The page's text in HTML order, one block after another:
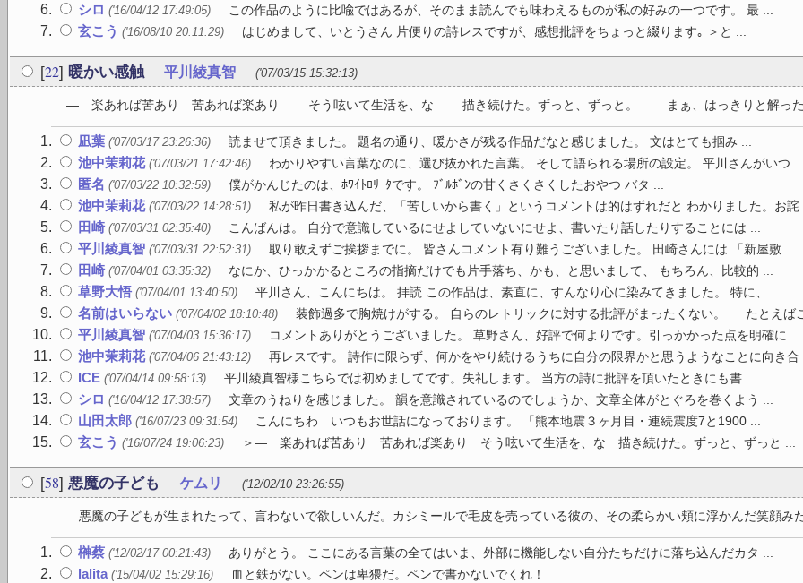
シロ ('16/04/12 17:49:05) この作品のように比喩ではあるが、そのまま読んでも味わえるものが私の好みの一つです。 最 ...
玄こう ('16/08/10 20:11:29) はじめまして、いとうさん 片便りの詩レスですが、感想批評をちょっと綴ります｡ ＞と ...
[22] 暖かい感触 平川綾真智 ('07/03/15 15:32:13)
― 楽あれば苦あり 苦あれば楽あり そう呟いて生活を、な 描き続けた。ずっと、ずっと。 まぁ、はっきりと解った
凪葉 ('07/03/17 23:26:36) 読ませて頂きました。 題名の通り、暖かさが残る作品だなと感じました。 文はとても掴み ...
池中茉莉花 ('07/03/21 17:42:46) わかりやすい言葉なのに、選び抜かれた言葉。 そして語られる場所の設定。 平川さんがいつ
匿名 ('07/03/22 10:32:59) 僕がかんじたのは、ﾎﾜｲﾄﾛﾘｰﾀです。 ﾌﾞﾙﾎﾞﾝの甘くさくさくしたおやつ バタ ...
池中茉莉花 ('07/03/22 14:28:51) 私が昨日書き込んだ、「苦しいから書く」というコメントは的はずれだと わかりました。お詫
田崎 ('07/03/31 02:35:40) こんばんは。 自分で意識しているにせよしていないにせよ、書いたり話したりすることには ...
平川綾真智 ('07/03/31 22:52:31) 取り敢えずご挨拶までに。 皆さんコメント有り難うございました。 田崎さんには 「新屋敷 ...
田崎 ('07/04/01 03:35:32) なにか、ひっかかるところの指摘だけでも片手落ち、かも、と思いまして、 もちろん、比較的 ...
草野大悟 ('07/04/01 13:40:50) 平川さん、こんにちは。 拝読 この作品は、素直に、すんなり心に染みてきました。 特に、 ...
名前はいらない ('07/04/02 18:10:48) 装飾過多で胸焼けがする。 自らのレトリックに対する批評がまったくない。 たとえば
平川綾真智 ('07/04/03 15:36:17) コメントありがとうございました。 草野さん、好評で何よりです。引っかかった点を明確に ...
池中茉莉花 ('07/04/06 21:43:12) 再レスです。 詩作に限らず、何かをやり続けるうちに自分の限界かと思うようなことに向き合
ICE ('07/04/14 09:58:13) 平川綾真智様こちらでは初めましてです。失礼します。 当方の詩に批評を頂いたときにも書 ...
シロ ('16/04/12 17:38:57) 文章のうねりを感じました。 韻を意識されているのでしょうか、文章全体がとぐろを巻くよう ...
山田太郎 ('16/07/23 09:31:54) こんにちわ いつもお世話になっております。 「熊本地震３ヶ月目・連続震度7と1900 ...
玄こう ('16/07/24 19:06:23) ＞― 楽あれば苦あり 苦あれば楽あり そう呟いて生活を、な 描き続けた。ずっと、ずっと ...
[58] 悪魔の子ども ケムリ ('12/02/10 23:26:55)
悪魔の子どもが生まれたって、言わないで欲しいんだ。カシミールで毛皮を売っている彼の、その柔らかい頬に浮かんだ笑顔み
榊蔡 ('12/02/17 00:21:43) ありがとう。 ここにある言葉の全てはいま、外部に機能しない自分たちだけに落ち込んだカタ ...
lalita ('15/04/02 15:29:16) 血と鉄がない。ペンは卑猥だ。ペンで書かないでくれ！